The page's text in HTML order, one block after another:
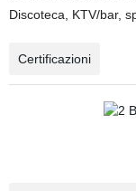
Discoteca, KTV/bar,
Certificazioni